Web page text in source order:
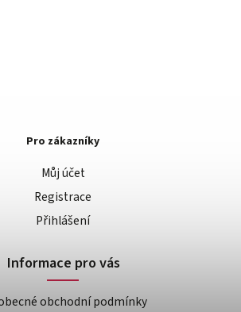
Pro zákazníky
Můj účet
Registrace
Přihlášení
Informace pro vás
obchodní podmínky